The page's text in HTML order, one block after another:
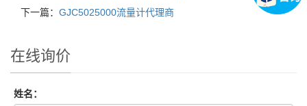
下一篇： GJC5025000流量计代理商
在线询价
姓名：